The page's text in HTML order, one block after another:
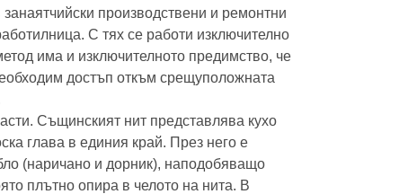
производствени и ремонтни
С тях се работи изключително
има и изключителното предимство, че
достъп откъм срещуположната
Същинският нит представлява кухо
глава в единия край. През него е
(наричано и дорник), наподобяващо
плътно опира в челото на нита. В